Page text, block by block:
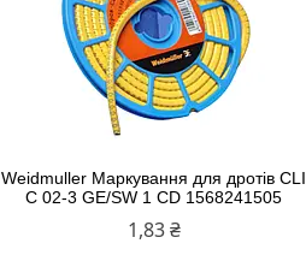
Weidmuller Маркування для дротів CLI
C 02-3 GE/SW 1 CD 1568241505
1,83 ₴